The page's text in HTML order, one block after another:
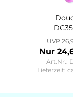
UVP
Nur
Art.Nr.:
Lieferzeit: